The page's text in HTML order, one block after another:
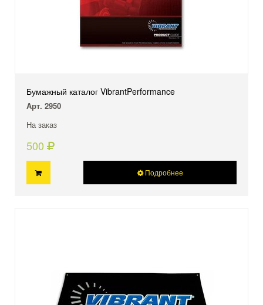
Бумажный каталог VibrantPerformance
Арт. 2950
На заказ
500
Подробнее